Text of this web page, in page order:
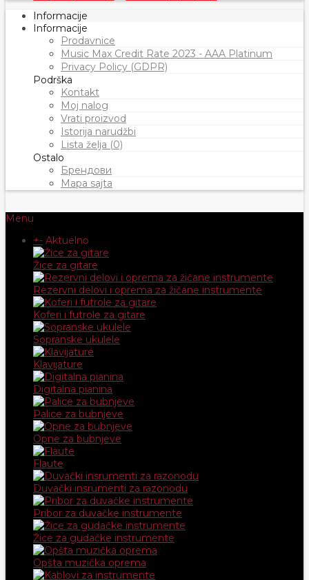
Informacije
Informacije
Prodavnice
Music Max Credit Rate 2023 - AAA Platinum
Privacy Policy (GDPR)
Podrška
Kontakt
Moj nalog
Vrati proizvod
Istorija narudžbi
Lista želja (0)
Ostalo
Брендови
Mapa sajta
Menu
+- Aktuelno
Žice za gitare
Rezervni delovi i oprema za žičane instrumente
Koferi i futrole za gitare
Sopranske ukulele
Klavijature
Digitalna pianina
Palice za bubnjeve
Opne za bubnjeve
Flaute
Duvački insrumenti za razonodu
Pribor za duvačke instrumente
Žice za gudačke instrumente
Opšta muzička oprema